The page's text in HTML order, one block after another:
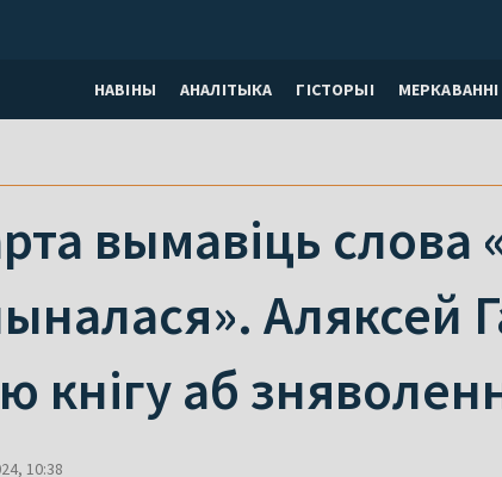
НАВІНЫ АНАЛІТЫКА ГІСТОРЫІ МЕРКАВАННI
вымавіць слова
Аляксей
кнігу аб
10:38